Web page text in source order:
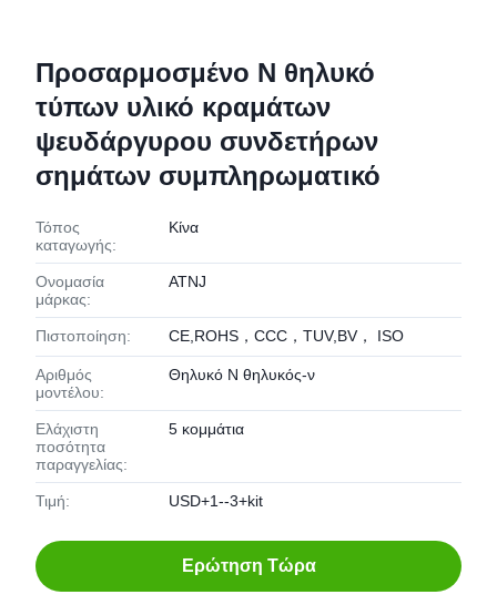
Προσαρμοσμένο Ν θηλυκό
τύπων υλικό κραμάτων
ψευδάργυρου συνδετήρων
σημάτων συμπληρωματικό
Τόπος
καταγωγής:
Κίνα
Ονομασία
μάρκας:
ATNJ
Πιστοποίηση: CE,ROHS，CCC，TUV,BV， ISO
Αριθμός
μοντέλου:
Θηλυκό Ν θηλυκός-ν
Ελάχιστη
ποσότητα
παραγγελίας:
5 κομμάτια
Τιμή: USD+1--3+kit
Ερώτηση Τώρα